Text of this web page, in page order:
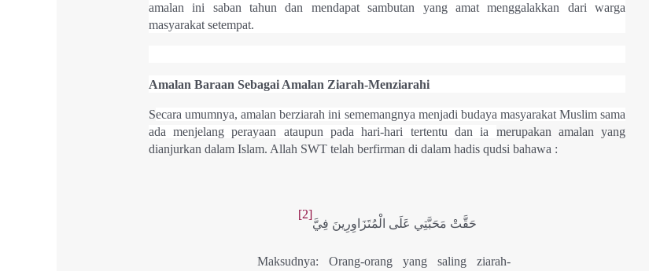
amalan ini saban tahun dan mendapat sambutan yang amat menggalakkan dari warga
masyarakat setempat.
Amalan Baraan Sebagai Amalan Ziarah-Menziarahi
Secara umumnya, amalan berziarah ini sememangnya menjadi budaya masyarakat Muslim sama
ada menjelang perayaan ataupun pada hari-hari tertentu dan ia
merupakan amalan yang
dianjurkan dalam Islam. Allah SWT telah berfirman di dalam hadis qudsi bahawa :
حَقَّتْ مَحَبَّتِي عَلَى ‌الْمُتَزَاوِرِينَ فِيَّ
[2]
Maksudnya: Orang-orang yang saling ziarah-